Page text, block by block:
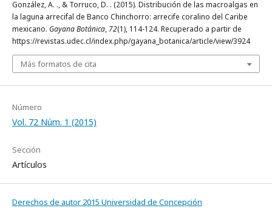
González, A. ., & Torruco, D. . (2015). Distribución de las macroalgas en
la laguna arrecifal de Banco Chinchorro: arrecife coralino del Caribe
mexicano. Gayana Botánica, 72(1), 114-124. Recuperado a partir de
https://revistas.udec.cl/index.php/gayana_botanica/article/view/3924
Más formatos de cita
Número
Vol. 72 Núm. 1 (2015)
Sección
Artículos
Derechos de autor 2015 Universidad de Concepción